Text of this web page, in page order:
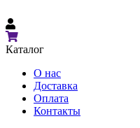
Каталог
О нас
Доставка
Оплата
Контакты